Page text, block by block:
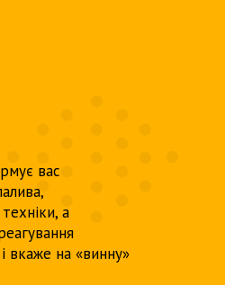
вас
а
вкаже на «винну»